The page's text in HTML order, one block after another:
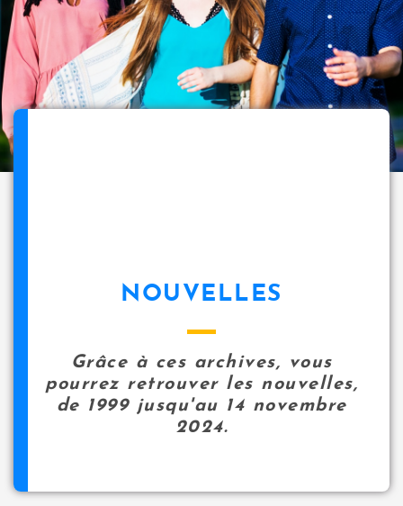
NOUVELLES
Grâce à ces archives, vous
pourrez retrouver les nouvelles,
de 1999 jusqu'au 14 novembre
2024.